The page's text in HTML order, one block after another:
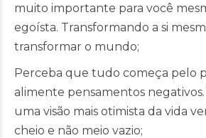
muito importante para você
egoísta. Transformando a si
transformar o mundo;
Perceba que tudo começa pelo
alimente pensamentos
uma visão mais otimista da vida
cheio e não meio vazio;